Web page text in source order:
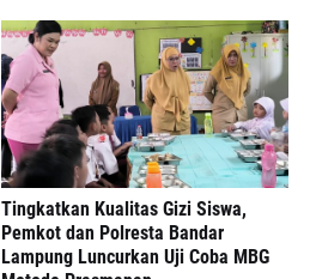
Tingkatkan Kualitas Gizi Siswa,
Pemkot dan Polresta Bandar
Lampung Luncurkan Uji Coba MBG